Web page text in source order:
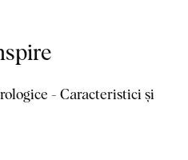
- Caracteristici și